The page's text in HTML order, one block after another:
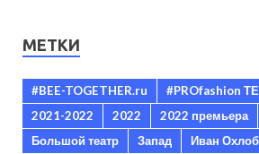
МЕТКИ
#BEE-TOGETHER.ru
#PROfashion
2021-2022
2022 2022 премьера
Большой театр
Запад
Иван